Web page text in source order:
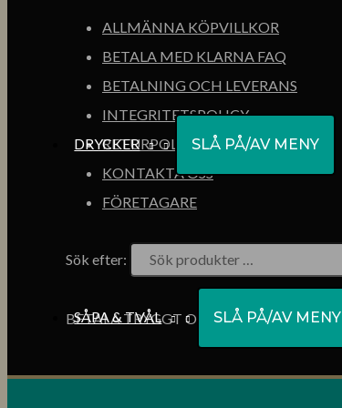
DRYCKER SLÅ PÅ/AV MENY
SÅPA & TVÅL SLÅ PÅ/AV MENY
ALLMÄNNA KÖPVILLKOR
BETALA MED KLARNA FAQ
BETALNING OCH LEVERANS
INTEGRITETSPOLICY
RETURPOLICY
KONTAKTA OSS
FÖRETAGARE
Sök efter:
BETALA TRYGGT OCH ENKELT